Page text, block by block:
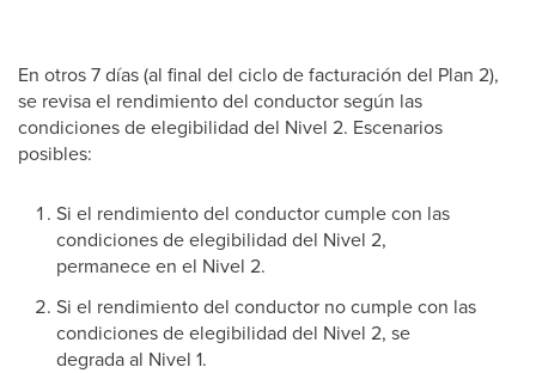
En otros 7 días (al final del ciclo de facturación del Plan 2),
se revisa el rendimiento del conductor según las
condiciones de elegibilidad del Nivel 2. Escenarios
posibles:
Si el rendimiento del conductor cumple con las
condiciones de elegibilidad del Nivel 2,
permanece en el Nivel 2.
Si el rendimiento del conductor no cumple con las
condiciones de elegibilidad del Nivel 2, se
degrada al Nivel 1.